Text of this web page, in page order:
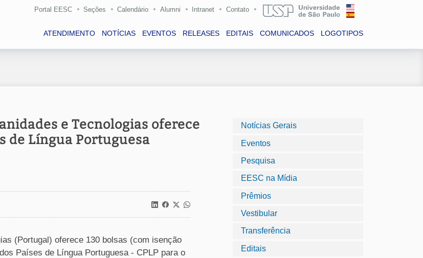
Portal EESC Seções Calendário Alumni Intranet Contato
ATENDIMENTO NOTÍCIAS EVENTOS RELEASES EDITAIS COMUNICADOS LOGOTIPOS
e Tecnologias oferece
de Língua Portuguesa
(Portugal) oferece 130 bolsas (com isenção
Países de Língua Portuguesa - CPLP para o
Notícias Gerais
Eventos
Pesquisa
EESC na Mídia
Prêmios
Vestibular
Transferência
Editais